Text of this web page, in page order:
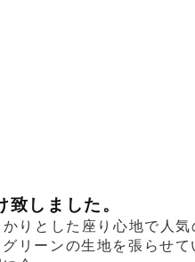
しました。
りとした座り心地で人
リーンの生地を張らせて